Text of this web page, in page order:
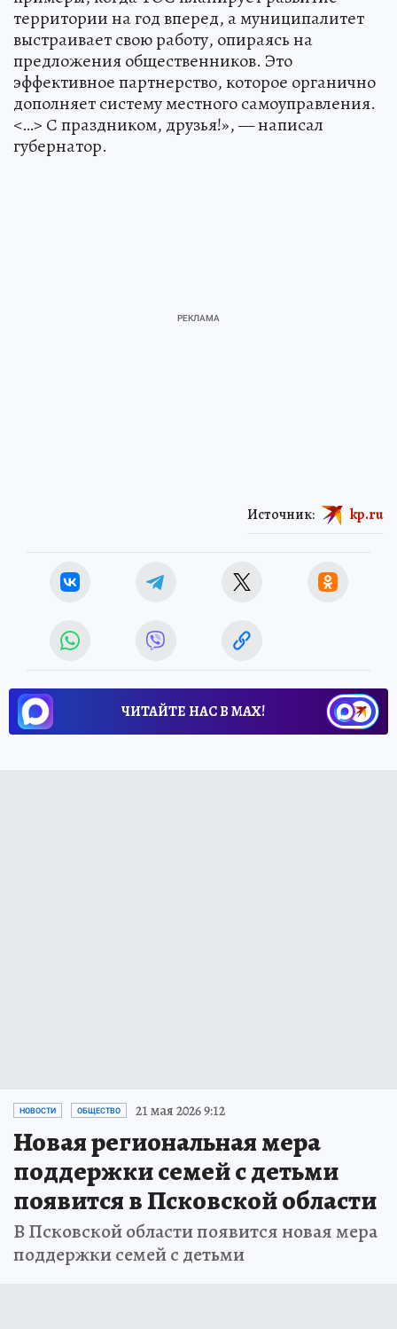
территории на год вперед, а муниципалитет
выстраивает свою работу, опираясь на
предложения общественников. Это
эффективное партнерство, которое органично
дополняет систему местного самоуправления.
<…> С праздником, друзья!», — написал
губернатор.
Источник: kp.ru
ЧИТАЙТЕ НАС В МАХ!
НОВОСТИ ОБЩЕСТВО 21 мая 2026 9:12
Новая региональная мера
поддержки семей с детьми
появится в Псковской области
В Псковской области появится новая мера
поддержки семей с детьми